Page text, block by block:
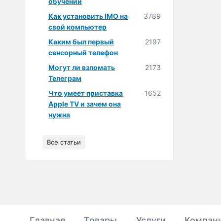
Как установить IMO на
свой компьютер
3789
Каким был первый
сенсорный телефон
2197
Могут ли взломать
Телеграм
2173
Что умеет приставка
Apple TV и зачем она
нужна
1652
Все статьи